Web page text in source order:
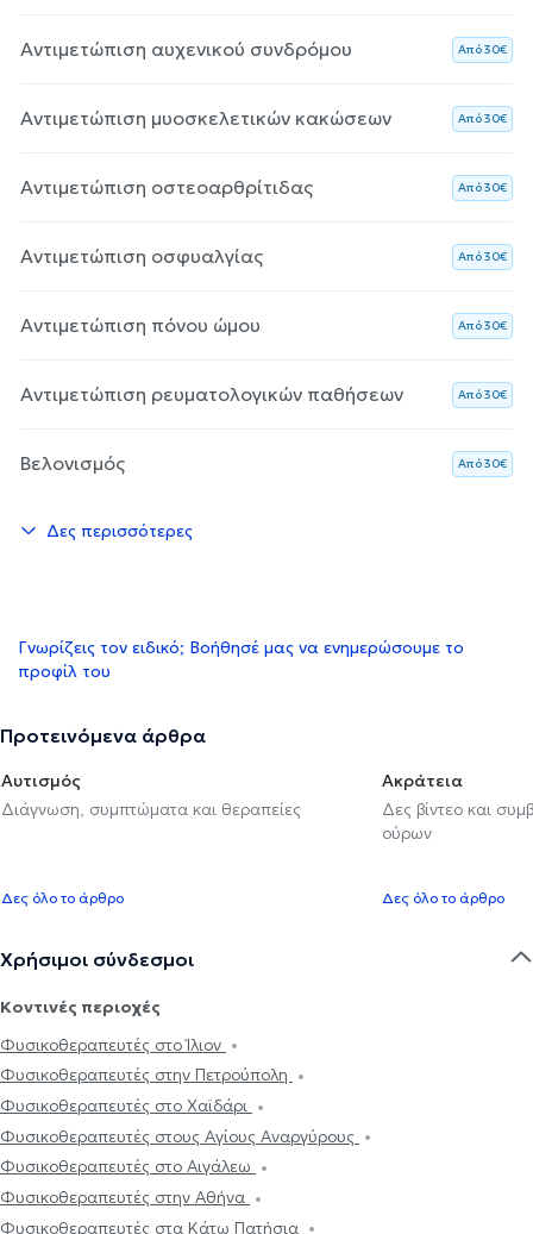
Αντιμετώπιση αυχενικού συνδρόμου Aπό 30€
Αντιμετώπιση μυοσκελετικών κακώσεων Aπό 30€
Αντιμετώπιση οστεοαρθρίτιδας Aπό 30€
Αντιμετώπιση οσφυαλγίας Aπό 30€
Αντιμετώπιση πόνου ώμου Aπό 30€
Αντιμετώπιση ρευματολογικών παθήσεων Aπό 30€
Βελονισμός Aπό 30€
Δες περισσότερες
Γνωρίζεις τον ειδικό; Βοήθησέ μας να ενημερώσουμε το
προφίλ του
Προτεινόμενα άρθρα
Αυτισμός
Διάγνωση, συμπτώματα και θεραπείες
Δες όλο το άρθρο
Ακράτεια
Δες βίντεο και
ούρων
Δες όλο το άρθρο
Χρήσιμοι σύνδεσμοι
Κοντινές περιοχές
Φυσικοθεραπευτές στο Ίλιον
Φυσικοθεραπευτές στην Πετρούπολη
Φυσικοθεραπευτές στο Χαϊδάρι
Φυσικοθεραπευτές στους Αγίους Αναργύρους
Φυσικοθεραπευτές στο Αιγάλεω
Φυσικοθεραπευτές στην Αθήνα
Φυσικοθεραπευτές στα Κάτω Πατήσια